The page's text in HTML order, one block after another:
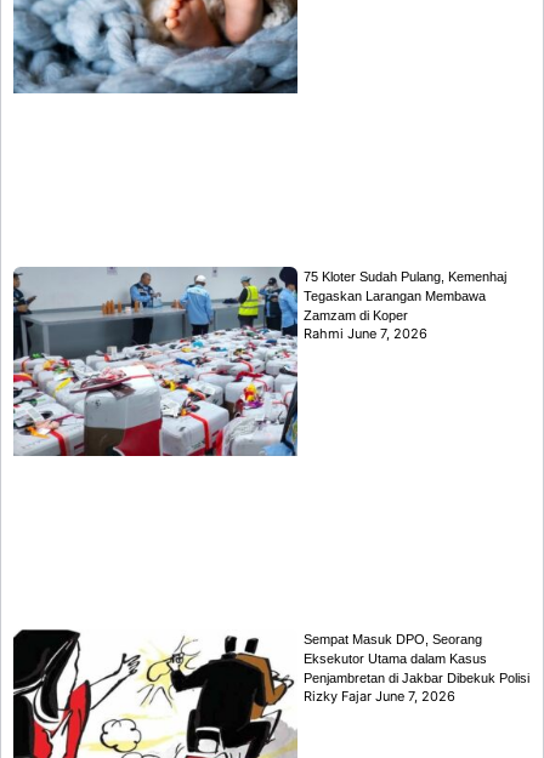
75 Kloter Sudah Pulang, Kemenhaj
Tegaskan Larangan Membawa
Zamzam di Koper
RahmiJune 7, 2026
Sempat Masuk DPO, Seorang
Eksekutor Utama dalam Kasus
Penjambretan di Jakbar Dibekuk Polisi
Rizky FajarJune 7, 2026